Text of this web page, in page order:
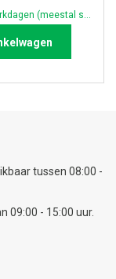
tussen 08:00 -
09:00 - 15:00 uur.